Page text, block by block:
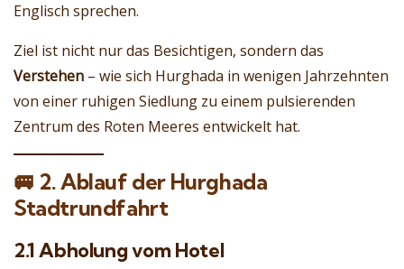
Englisch sprechen.
Ziel ist nicht nur das Besichtigen, sondern das
Verstehen – wie sich Hurghada in wenigen Jahrzehnten
von einer ruhigen Siedlung zu einem pulsierenden
Zentrum des Roten Meeres entwickelt hat.
🚐 2. Ablauf der Hurghada
Stadtrundfahrt
2.1 Abholung vom Hotel